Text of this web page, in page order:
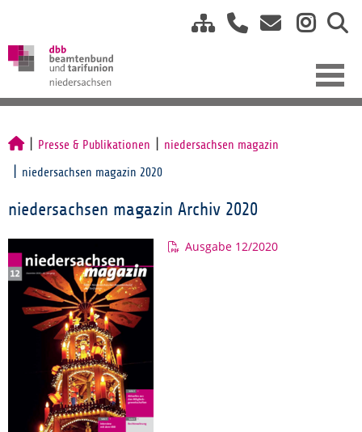
Presse & Publikationen niedersachsen magazin
niedersachsen magazin 2020
niedersachsen magazin Archiv 2020
Ausgabe 12/2020